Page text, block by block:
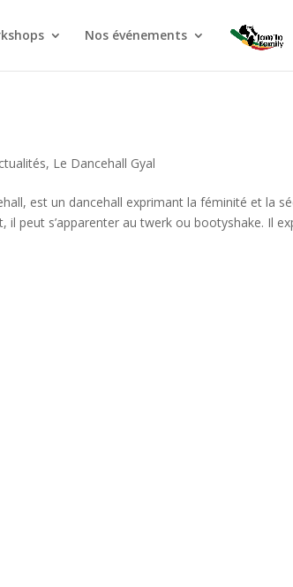
Nos événements
, Le Dancehall Gyal
est un dancehall exprimant la féminité et la
peut s’apparenter au twerk ou bootyshake. Il